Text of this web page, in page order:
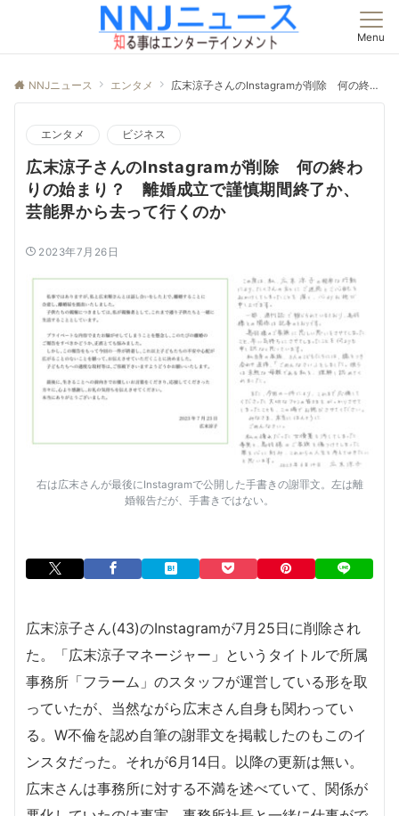
Menu
NNJニュース エンタメ 広末涼子さんのInstagramが削除 何の終わりの始まり？ 離婚成立で謹慎期間終了か、芸能界から去って行くのか
エンタメ ビジネス
広末涼子さんのInstagramが削除 何の終わ
りの始まり？ 離婚成立で謹慎期間終了か、
芸能界から去って行くのか
2023年7月26日
右は広末さんが最後にInstagramで公開した手書きの謝罪文。左は離
婚報告だが、手書きではない。
広末涼子さん(43)のInstagramが7月25日に削除され
た。「広末涼子マネージャー」というタイトルで所属
事務所「フラーム」のスタッフが運営している形を取
っていたが、当然ながら広末さん自身も関わってい
る。W不倫を認め自筆の謝罪文を掲載したのもこのイ
ンスタだった。それが6月14日。以降の更新は無い。
広末さんは事務所に対する不満を述べていて、関係が